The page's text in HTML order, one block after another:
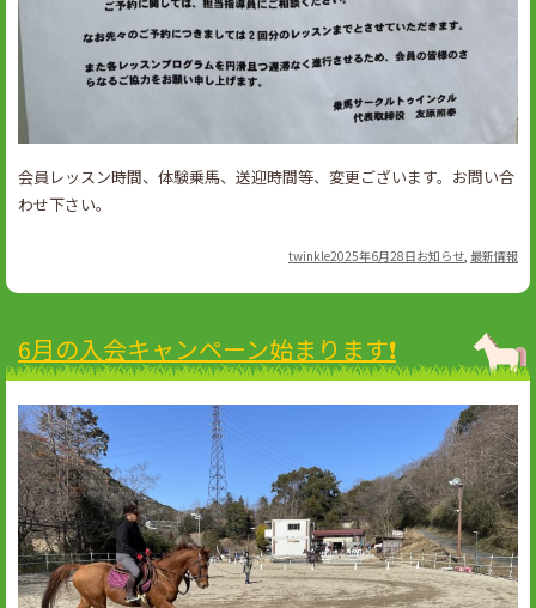
会員レッスン時間、体験乗馬、送迎時間等、変更ございます。お問い合
わせ下さい。
Author
twinklePosted
2025年6月28日Categories
お知らせ, 最新情報
6月の入会キャンペーン始まります❗️